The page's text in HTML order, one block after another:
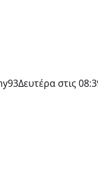
Δευτέρα στις